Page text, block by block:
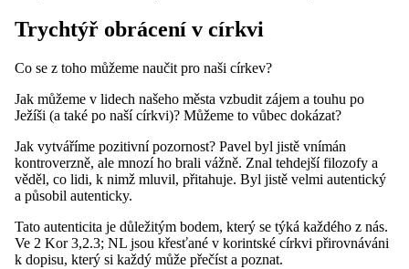
Trychtýř obrácení v církvi
Co se z toho můžeme naučit pro naši církev?
Jak můžeme v lidech našeho města vzbudit zájem a touhu po
Ježíši (a také po naší církvi)? Můžeme to vůbec dokázat?
Jak vytváříme pozitivní pozornost? Pavel byl jistě vnímán
kontroverzně, ale mnozí ho brali vážně. Znal tehdejší filozofy a
věděl, co lidi, k nimž mluvil, přitahuje. Byl jistě velmi autentický
a působil autenticky.
Tato autenticita je důležitým bodem, který se týká každého z nás.
Ve 2 Kor 3,2.3; NL jsou křesťané v korintské církvi přirovnáváni
k dopisu, který si každý může přečíst a poznat.